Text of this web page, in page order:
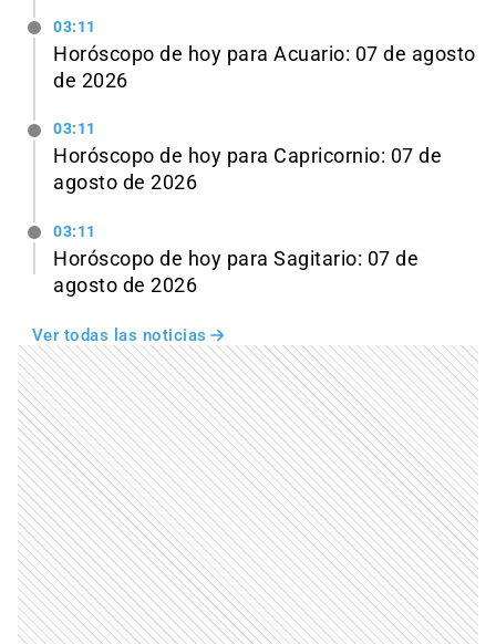
03:11
Horóscopo de hoy para Acuario: 07 de agosto
de 2026
03:11
Horóscopo de hoy para Capricornio: 07 de
agosto de 2026
03:11
Horóscopo de hoy para Sagitario: 07 de
agosto de 2026
Ver todas las noticias